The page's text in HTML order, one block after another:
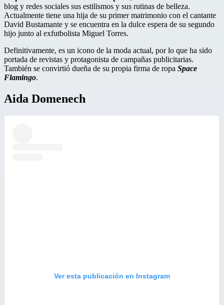
blog y redes sociales sus estilismos y sus rutinas de belleza.
Actualmente tiene una hija de su primer matrimonio con el cantante
David Bustamante y se encuentra en la dulce espera de su segundo
hijo junto al exfutbolista Miguel Torres.
Definitivamente, es un icono de la moda actual, por lo que ha sido
portada de revistas y protagonista de campañas publicitarias.
También se convirtió dueña de su propia firma de ropa Space
Flamingo.
Aida Domenech
Ver esta publicación en Instagram